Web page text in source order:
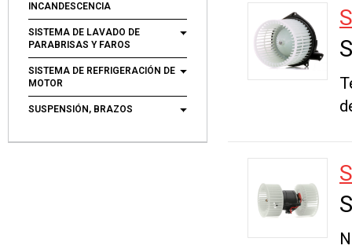
INCANDESCENCIA
SISTEMA DE LAVADO DE
PARABRISAS Y FAROS
SISTEMA DE REFRIGERACIÓN DE
MOTOR
SUSPENSIÓN, BRAZOS